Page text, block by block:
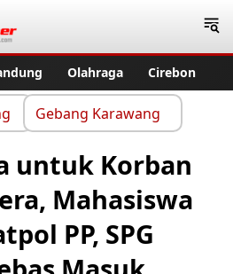
Olahraga Cirebon
Gebang Karawang
untuk Korban
Mahasiswa
PP, SPG